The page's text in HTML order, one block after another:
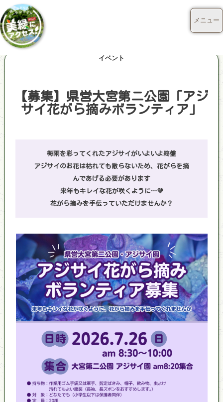
イベント
【募集】県営大宮第ニ公園「アジ
サイ花がら摘みボランティア」
梅雨を彩ってくれたアジサイがいよいよ終盤
アジサイのお花は枯れても散らないため、花がらを摘
んであげる必要があります
来年もキレイな花が咲くように…💜
花がら摘みを手伝っていただけませんか？
メニュー